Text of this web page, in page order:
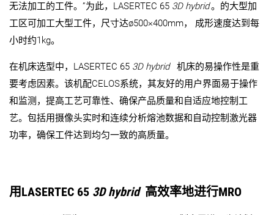
无法加工的工件。”为此，LASERTEC 65 3D hybrid。的大型加
工区可加工大型工件，尺寸达ø500×400mm， 成形速度达到每
小时约1kg。
在机床选型中，LASERTEC 65 3D hybrid
机床的易操作性是重
要考虑因素。该机配CELOS系统，其友好的用户界面易于操作
和监测，提高工艺可靠性、确保产品质量和自适应地控制工
艺。包括用摄像头实时和连续分析熔池数据和自动控制激光器
功率，确保工件达到均匀一致的高质量。
用LASERTEC 65 3D hybrid 高效率地进行MRO